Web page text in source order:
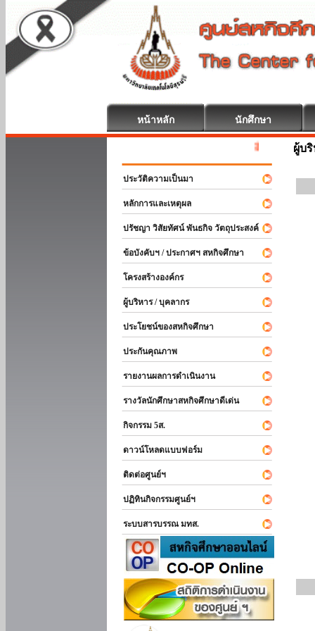
หน้าหลัก นักศึกษา
สหกิจศึกษา ยินดี
ประวัติความเป็นมา
หลักการและเหตุผล
ปรัชญา วิสัยทัศน์ พันธกิจ วัตถุประสงค์
ข้อบังคับฯ / ประกาศฯ สหกิจศึกษา
โครงสร้างองค์กร
ผู้บริหาร / บุคลากร
ประโยชน์ของสหกิจศึกษา
ประกันคุณภาพ
รายงานผลการดำเนินงาน
รางวัลนักศึกษาสหกิจศึกษาดีเด่น
กิจกรรม 5ส.
ดาวน์โหลดแบบฟอร์ม
ติดต่อศูนย์ฯ
ปฏิทินกิจกรรมศูนย์ฯ
ระบบสารบรรณ มทส.
ผู้บ